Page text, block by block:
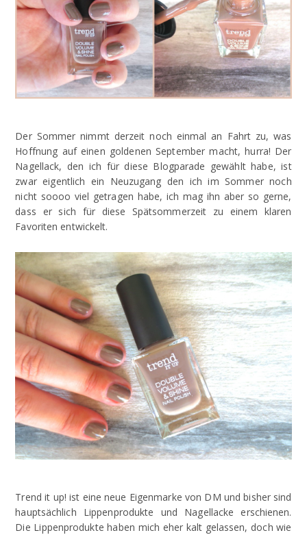
Der Sommer nimmt derzeit noch einmal an Fahrt zu, was
Hoffnung auf einen goldenen September macht, hurra! Der
Nagellack, den ich für diese Blogparade gewählt habe, ist
zwar eigentlich ein Neuzugang den ich im Sommer noch
nicht soooo viel getragen habe, ich mag ihn aber so gerne,
dass er sich für diese Spätsommerzeit zu einem klaren
Favoriten entwickelt.
Trend it up! ist eine neue Eigenmarke von DM und bisher sind
hauptsächlich Lippenprodukte und Nagellacke erschienen.
Die Lippenprodukte haben mich eher kalt gelassen, doch wie